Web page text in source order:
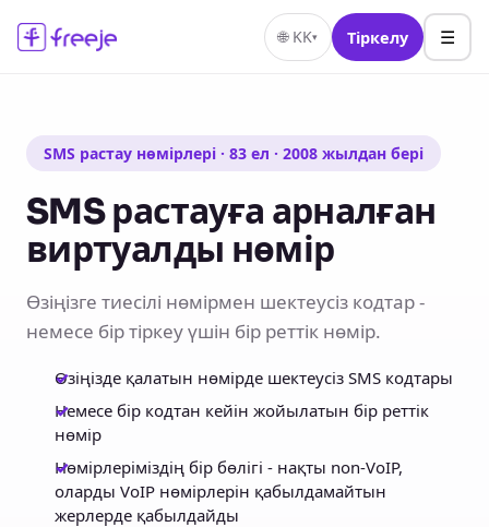
🌐 KK▾ Тіркелу ☰
SMS растау нөмірлері · 83 ел · 2008 жылдан бері
SMS растауға арналған
виртуалды нөмір
Өзіңізге тиесілі нөмірмен шектеусіз кодтар -
немесе бір тіркеу үшін бір реттік нөмір.
Өзіңізде қалатын нөмірде шектеусіз SMS кодтары
Немесе бір кодтан кейін жойылатын бір реттік
нөмір
Нөмірлеріміздің бір бөлігі - нақты non-VoIP,
оларды VoIP нөмірлерін қабылдамайтын
жерлерде қабылдайды